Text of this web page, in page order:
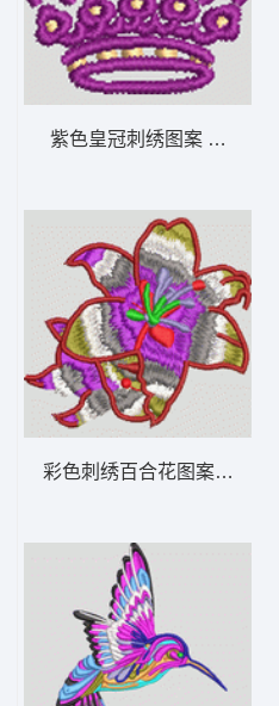
紫色皇冠刺绣图案 章仔 男装
彩色刺绣百合花图案 女装